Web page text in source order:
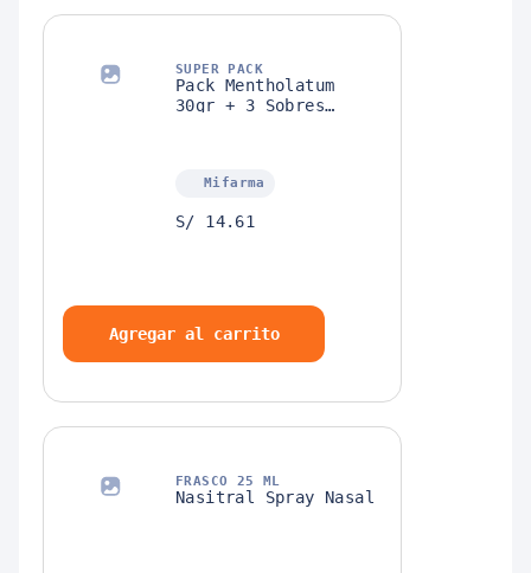
SUPER PACK
Pack Mentholatum
30gr + 3 Sobres
Mifarma
S/ 14.61
Agregar al carrito
FRASCO 25 ML
Nasitral Spray Nasal